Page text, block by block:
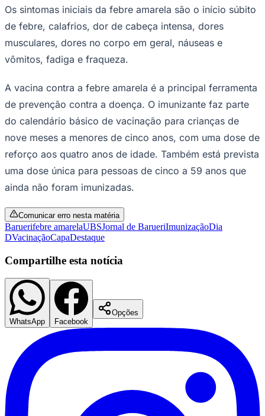
Goiás
musculares, dores no corpo em geral, náuseas e
vômitos, fadiga e fraqueza.
A vacina contra a febre amarela é a principal ferramenta
do calendário básico de vacinação para crianças de
nove meses a menores de cinco anos, com uma dose de
reforço aos quatro anos de idade. Também está prevista
uma dose única para pessoas de cinco a 59 anos que
ainda não foram imunizadas.
Comunicar erro nesta matéria
DVacinaçãoCapaDestaque
Compartilhe esta notícia
WhatsApp Facebook